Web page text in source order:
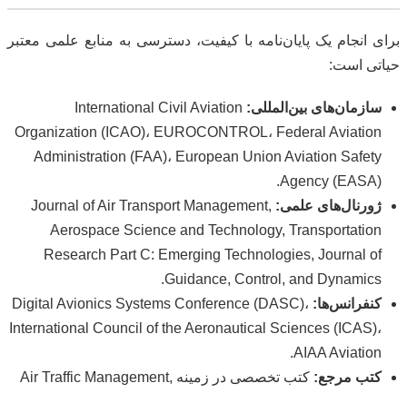
برای انجام یک پایان‌نامه با کیفیت، دسترسی به منابع علمی معتبر
حیاتی است:
سازمان‌های بین‌المللی: International Civil Aviation
Organization (ICAO)، EUROCONTROL، Federal Aviation
Administration (FAA)، European Union Aviation Safety
Agency (EASA).
ژورنال‌های علمی: Journal of Air Transport Management,
Aerospace Science and Technology, Transportation
Research Part C: Emerging Technologies, Journal of
Guidance, Control, and Dynamics.
کنفرانس‌ها: Digital Avionics Systems Conference (DASC)،
International Council of the Aeronautical Sciences (ICAS)،
AIAA Aviation.
کتب مرجع:
کتب تخصصی در زمینه Air Traffic Management,